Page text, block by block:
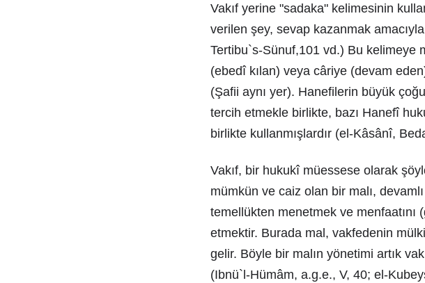
Vakıf yerine "sadaka" kelimesinin
verilen şey, sevap kazanmak
Tertibu`s-Sünuf,101 vd.) Bu kelimeye
(ebedî kılan) veya câriye (devam
(Şafii aynı yer). Hanefilerin büyük
tercih etmekle birlikte, bazı Hanefî
birlikte kullanmışlardır (el-Kâsânî,
Vakıf, bir hukukî müessese olarak
mümkün ve caiz olan bir malı,
temellükten menetmek ve menfaatını
etmektir. Burada mal, vakfedenin
gelir. Böyle bir malın yönetimi artık
(Ibnü`l-Hümâm, a.g.e., V, 40; el-